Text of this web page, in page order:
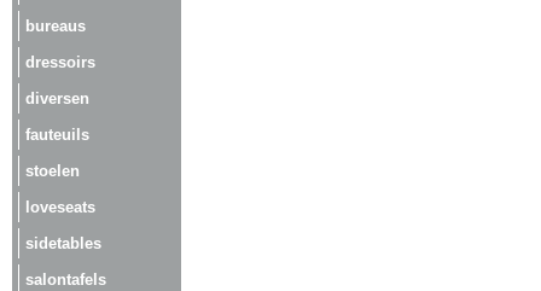
bureaus
dressoirs
diversen
fauteuils
stoelen
loveseats
sidetables
salontafels